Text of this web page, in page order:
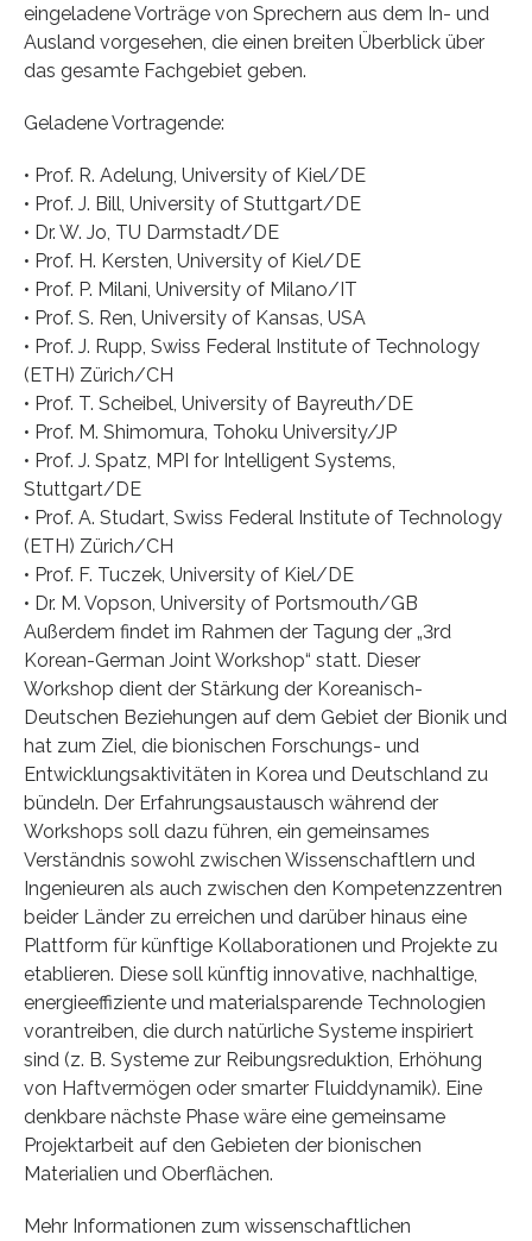
eingeladene Vorträge von Sprechern aus dem In- und
Ausland vorgesehen, die einen breiten Überblick über
das gesamte Fachgebiet geben.
Geladene Vortragende:
• Prof. R. Adelung, University of Kiel/DE
• Prof. J. Bill, University of Stuttgart/DE
• Dr. W. Jo, TU Darmstadt/DE
• Prof. H. Kersten, University of Kiel/DE
• Prof. P. Milani, University of Milano/IT
• Prof. S. Ren, University of Kansas, USA
• Prof. J. Rupp, Swiss Federal Institute of Technology
(ETH) Zürich/CH
• Prof. T. Scheibel, University of Bayreuth/DE
• Prof. M. Shimomura, Tohoku University/JP
• Prof. J. Spatz, MPI for Intelligent Systems,
Stuttgart/DE
• Prof. A. Studart, Swiss Federal Institute of Technology
(ETH) Zürich/CH
• Prof. F. Tuczek, University of Kiel/DE
• Dr. M. Vopson, University of Portsmouth/GB
Außerdem findet im Rahmen der Tagung der „3rd
Korean-German Joint Workshop“ statt. Dieser
Workshop dient der Stärkung der Koreanisch-
Deutschen Beziehungen auf dem Gebiet der Bionik und
hat zum Ziel, die bionischen Forschungs- und
Entwicklungsaktivitäten in Korea und Deutschland zu
bündeln. Der Erfahrungsaustausch während der
Workshops soll dazu führen, ein gemeinsames
Verständnis sowohl zwischen Wissenschaftlern und
Ingenieuren als auch zwischen den Kompetenzzentren
beider Länder zu erreichen und darüber hinaus eine
Plattform für künftige Kollaborationen und Projekte zu
etablieren. Diese soll künftig innovative, nachhaltige,
energieeffiziente und materialsparende Technologien
vorantreiben, die durch natürliche Systeme inspiriert
sind (z. B. Systeme zur Reibungsreduktion, Erhöhung
von Haftvermögen oder smarter Fluiddynamik). Eine
denkbare nächste Phase wäre eine gemeinsame
Projektarbeit auf den Gebieten der bionischen
Materialien und Oberflächen.
Mehr Informationen zum wissenschaftlichen